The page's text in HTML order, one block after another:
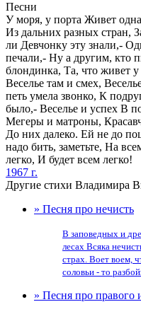
Песни
У моря, у порта Живет
Из дальних разных стран,
ли Девчонку эту знали,-
печали,- Ну а другим, кто
блондинка, Та, что живет
Веселье там и смех,
петь умела звонко, К
было,- Веселье и успех В
Мегеры и матроны,
До них далеко. Ей не до
надо бить, заметьте, На
легко, И будет всем легко!
1967 г.
Другие стихи Владимира
» Песня про нечисть
В заповедных и
лесах Всяка
страх. Воет воем,
соловьи - то
» Песня про правого